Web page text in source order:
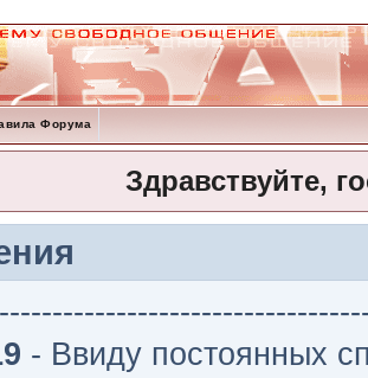
Форума
Здравствуйте,
- Ввиду постоянных